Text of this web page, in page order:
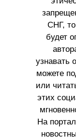
СНГ,
будет
узнавать
можете
или
этих
На